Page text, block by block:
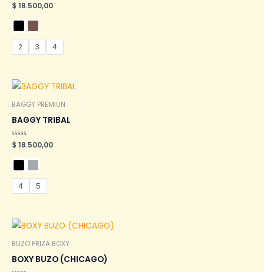
Valorado
en
0
de
5
$ 18.500,00
2 3 4
BAGGY PREMIUN
BAGGY TRIBAL
Valorado
en
0
de
5
$ 18.500,00
4 5
BUZO FRIZA BOXY
BOXY BUZO (CHICAGO)